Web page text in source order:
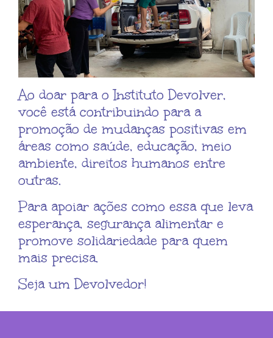
Ao doar para o Instituto Devolver,
você está contribuindo para a
promoção de mudanças positivas em
áreas como saúde, educação, meio
ambiente, direitos humanos entre
outras.
Para apoiar ações como essa que leva
esperança, segurança alimentar e
promove solidariedade para quem
mais precisa.
Seja um Devolvedor!